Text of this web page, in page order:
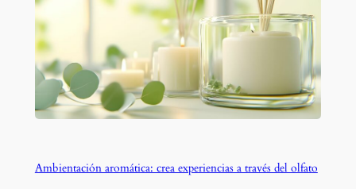
Ambientación aromática: crea experiencias a través del olfato